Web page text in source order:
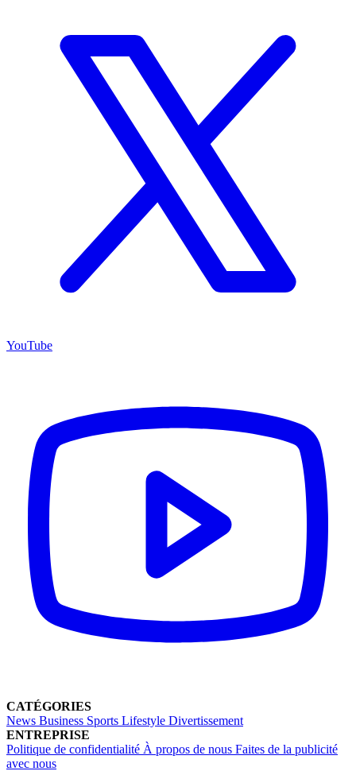
YouTube
CATÉGORIES
News Business Sports Lifestyle Divertissement
ENTREPRISE
Politique de confidentialité À propos de nous Faites de la publicité
avec nous